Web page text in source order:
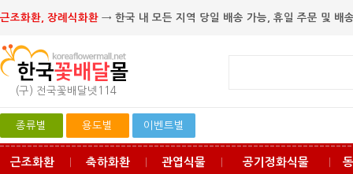
근조화환, 장례식화환 → 한국 내 모든 지역 당일 배송 가능, 휴일 주문 및 배
(구) 전국꽃배달넷114
종류별 용도별 이벤트별
근조화환 축하화환 관엽식물 공기정화식물